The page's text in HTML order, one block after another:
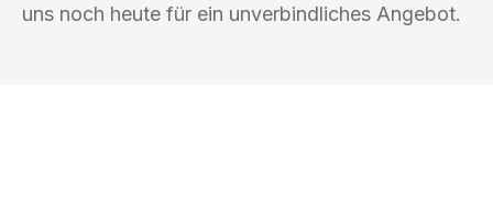
uns noch heute für ein unverbindliches Angebot.